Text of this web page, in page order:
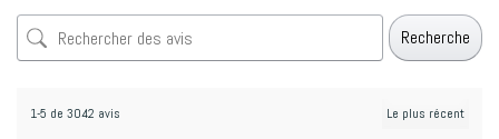
Recherche
1-5 de 3042 avis